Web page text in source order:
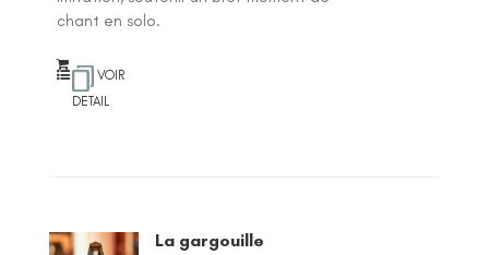
chant en solo.
VOIR
DETAIL
La gargouille